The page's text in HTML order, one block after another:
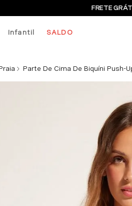
FRETE
Infantil SALDO
Parte De Cima De Biquíni Push-